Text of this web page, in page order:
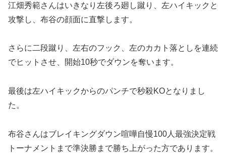
江畑秀範さんはいきなり左後ろ廻し蹴り、左ハイキックと
攻撃し、布谷の顔面に直撃します。
さらに二段蹴り、左右のフック、左のカカト落としを連続
でヒットさせ、開始10秒でダウンを奪います。
最後は左ハイキックからのパンチで秒殺KOとなりまし
た。
布谷さんはブレイキングダウン喧嘩自慢100人最強決定戦
トーナメントまで準決勝まで勝ち上がった方であります。